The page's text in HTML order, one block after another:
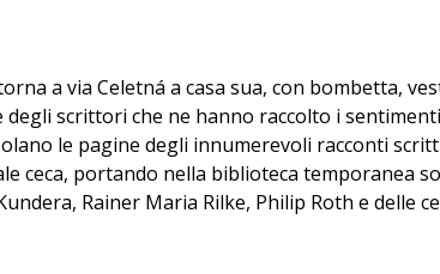
a via Celetná a casa sua, con bombetta,
scrittori che ne hanno raccolto i
le pagine degli innumerevoli racconti
ceca, portando nella biblioteca temporanea
Rainer Maria Rilke, Philip Roth e
trecento volumi selezionati quest'anno da